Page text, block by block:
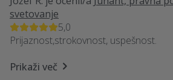
svetovanje
5,0
Prijaznost,strokovnost, uspešnost.
Prikaži več